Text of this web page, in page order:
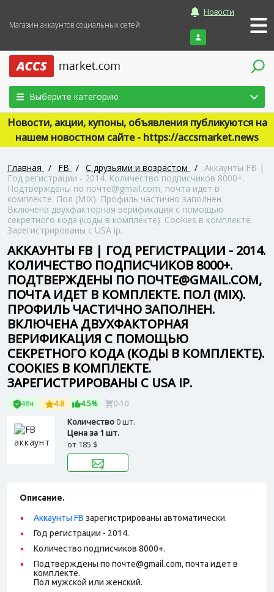
Магазин аккаунтов социальных сетей
Новости
Войти
Выберите категорию
Новости, акции, купоны, объявления публикуются на
нашем новостном сайте - https://accsmarket.news
Главная / FB / С друзьями и возрастом / Аккаунты FB |
Год регистрации - 2014. Количество подписчиков 8000+.
Подтверждены по почте@gmail.com, почта идет в
комплекте. Пол (MIX). Профиль частично заполнен.
Включена двухфакторная верификация с помощью
секретного кода (коды в комплекте). Сookies в комплекте.
Зарегистрированы с USA ip.
АККАУНТЫ FB | ГОД РЕГИСТРАЦИИ - 2014.
КОЛИЧЕСТВО ПОДПИСЧИКОВ 8000+.
ПОДТВЕРЖДЕНЫ ПО ПОЧТЕ@GMAIL.COM,
ПОЧТА ИДЕТ В КОМПЛЕКТЕ. ПОЛ (MIX).
ПРОФИЛЬ ЧАСТИЧНО ЗАПОЛНЕН.
ВКЛЮЧЕНА ДВУХФАКТОРНАЯ
ВЕРИФИКАЦИЯ С ПОМОЩЬЮ
СЕКРЕТНОГО КОДА (КОДЫ В КОМПЛЕКТЕ).
СOOKIES В КОМПЛЕКТЕ.
ЗАРЕГИСТРИРОВАНЫ С USA IP.
48ч 4.8 4.5% 0-10
Количество0 шт.
Цена за 1 шт.
от 185 $
Описание.
Аккаунты FB зарегистрированы автоматически.
Год регистрации - 2014.
Количество подписчиков 8000+.
Подтверждены по почте@gmail.com, почта идет в
комплекте.
Пол мужской или женский.